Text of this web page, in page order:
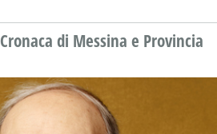
Cronaca di Messina e Provincia